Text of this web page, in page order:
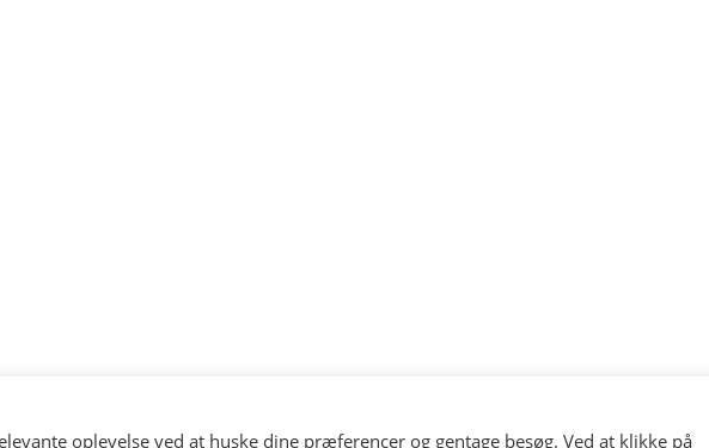
oplevelse ved at huske dine præferencer og gentage besøg. Ved at klikke på